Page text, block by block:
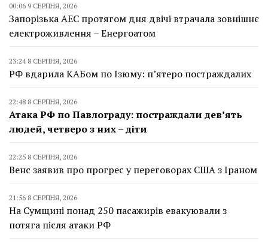
00:06 9 СЕРПНЯ, 2026
Запорізька АЕС протягом дня двічі втрачала зовнішнє
електроживлення – Енергоатом
23:24 8 СЕРПНЯ, 2026
РФ вдарила КАБом по Ізюму: п’ятеро постраждалих
22:48 8 СЕРПНЯ, 2026
Атака РФ по Павлограду: постраждали дев’ять
людей, четверо з них – діти
22:25 8 СЕРПНЯ, 2026
Венс заявив про прогрес у переговорах США з Іраном
21:56 8 СЕРПНЯ, 2026
На Сумщині понад 250 пасажирів евакуювали з
потяга після атаки РФ